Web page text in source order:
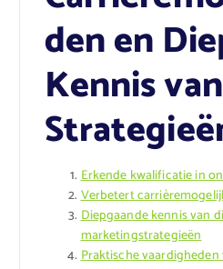
den en
Kennis
Erkende kwalificatie in
Verbetert
Diepgaande kennis van
marketingstrategieën
Praktische